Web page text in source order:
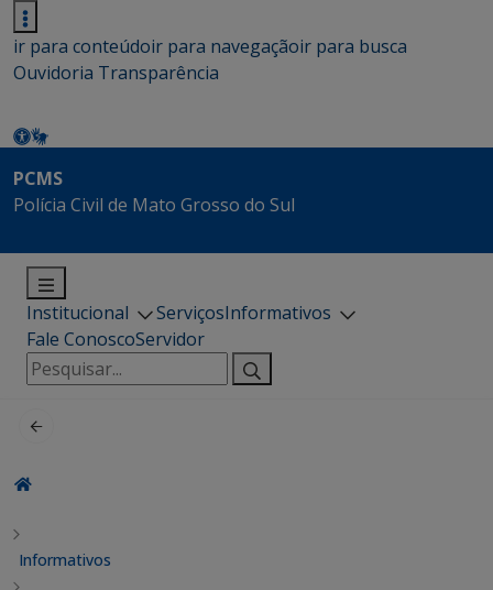
ir para conteúdoir para navegaçãoir para busca
Ouvidoria Transparência
PCMS
Polícia Civil de Mato Grosso do Sul
Institucional ServiçosInformativos
Fale ConoscoServidor
Pesquisar
por:
Informativos